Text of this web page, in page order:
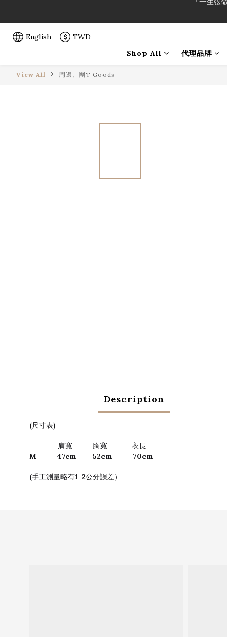
「一生
English TWD
Shop All
代理品牌
View All 周邊、團T Goods
Description
(尺寸表)
肩寬 胸寬 衣長
M 47cm 52cm 70cm
(手工測量略有1-2公分誤差）